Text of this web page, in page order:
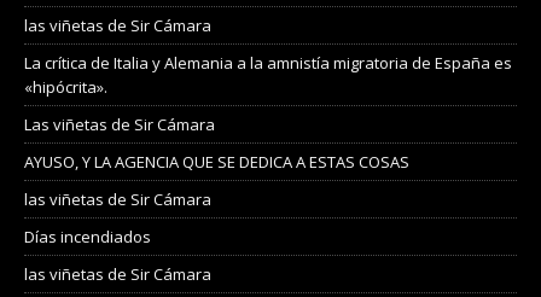
las viñetas de Sir Cámara
La crítica de Italia y Alemania a la amnistía migratoria de España es
«hipócrita».
Las viñetas de Sir Cámara
AYUSO, Y LA AGENCIA QUE SE DEDICA A ESTAS COSAS
las viñetas de Sir Cámara
Días incendiados
las viñetas de Sir Cámara